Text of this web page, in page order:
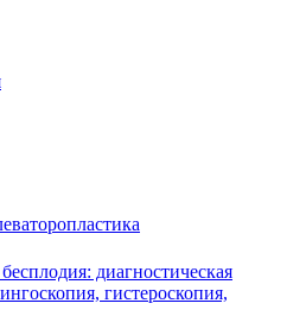
диагностическая
гистероскопия,